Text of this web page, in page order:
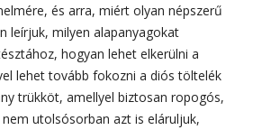
és arra, miért olyan népszerű
leírjuk, milyen alapanyagokat
hogyan lehet elkerülni a
lehet tovább fokozni a diós töltelék
trükköt, amellyel biztosan ropogós,
utolsósorban azt is eláruljuk,